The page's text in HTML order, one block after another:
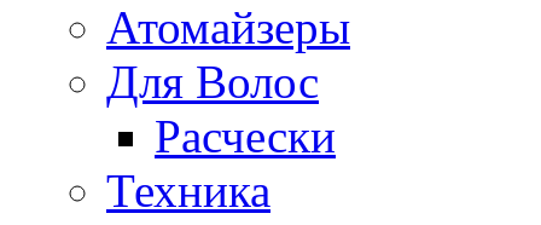
Атомайзеры
Для Волос
Расчески
Техника